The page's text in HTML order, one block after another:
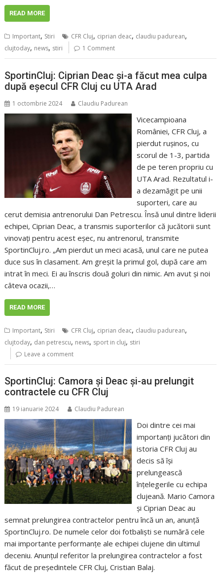
READ MORE
Important, Stiri CFR Cluj, ciprian deac, claudiu padurean,
clujtoday, news, stiri 1 Comment
SportinCluj: Ciprian Deac și-a făcut mea culpa
după eșecul CFR Cluj cu UTA Arad
1 octombrie 2024 Claudiu Padurean
Vicecampioana
României, CFR Cluj, a
pierdut rușinos, cu
scorul de 1-3, partida
de pe teren propriu cu
UTA Arad. Rezultatul i-
a dezamăgit pe unii
suporteri, care au
cerut demisia antrenorului Dan Petrescu. Însă unul dintre liderii
echipei, Ciprian Deac, a transmis suporterilor că jucătorii sunt
vinovați pentru acest eșec, nu antrenorul, transmite
SportinCluj.ro. „Am pierdut un meci acasă, unul care ne putea
duce sus în clasament. Am greșit la primul gol, după care am
intrat în meci. Ei au înscris două goluri din nimic. Am avut și noi
câteva ocazii,…
READ MORE
Important, Stiri CFR Cluj, ciprian deac, claudiu padurean,
clujtoday, dan petrescu, news, sport in cluj, stiri
Leave a comment
SportinCluj: Camora și Deac și-au prelungit
contractele cu CFR Cluj
19 ianuarie 2024 Claudiu Padurean
Doi dintre cei mai
importanți jucători din
istoria CFR Cluj au
decis să își
prelungească
înțelegerile cu echipa
clujeană. Mario Camora
și Ciprian Deac au
semnat prelungirea contractelor pentru încă un an, anunță
SportinCluj.ro. De numele celor doi fotbaliști se numără cele
mai importante performanțe ale echipei clujene din ultimul
deceniu. Anunțul referitor la prelungirea contractelor a fost
făcut de președintele CFR Cluj, Cristian Balaj.